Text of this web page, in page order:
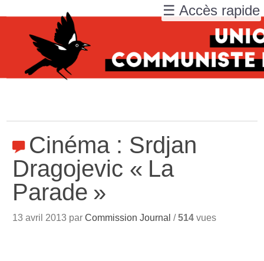
Cinéma : Srdjan
Dragojevic « La
Parade »
13 avril 2013 parCommission Journal /514 vues
☰ Accès rapide